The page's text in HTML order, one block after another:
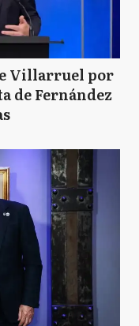
Villarruel por
de Fernández